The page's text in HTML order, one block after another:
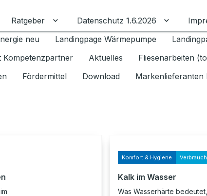
Ratgeber Untermenü für Ratgeber umschalten
Datenschutz 1.6.2026
neu Landingpage Wärmepumpe
Kompetenzpartner
Aktuelles Fliesenarbeiten
Fördermittel Download Markenlieferanten
Komfort & Hygiene
Kalk im Wasser
Was Wasserhärte